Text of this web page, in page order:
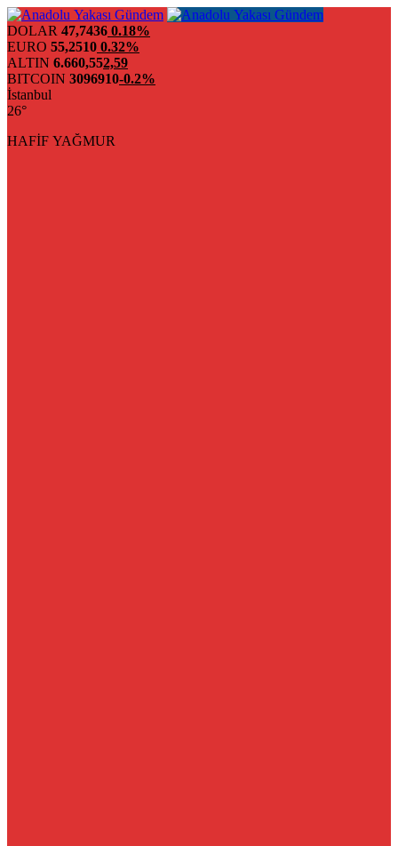
DOLAR 47,7436 0.18%
EURO 55,2510 0.32%
ALTIN 6.660,552,59
BITCOIN 3096910-0.2%
İstanbul
26°
HAFİF YAĞMUR